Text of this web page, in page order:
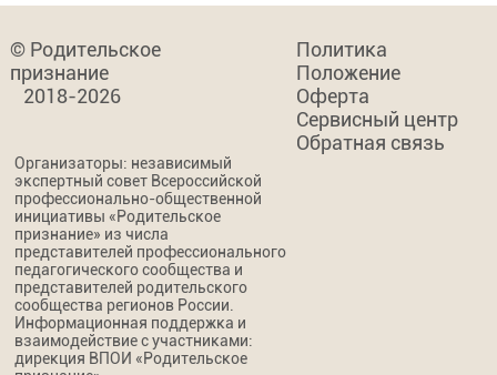
© Родительское
признание
2018-2026
Политика
Положение
Оферта
Сервисный центр
Обратная связь
Организаторы: независимый
экспертный совет Всероссийской
профессионально-общественной
инициативы «Родительское
признание» из числа
представителей профессионального
педагогического сообщества и
представителей родительского
сообщества регионов России.
Информационная поддержка и
взаимодействие с участниками:
дирекция ВПОИ «Родительское